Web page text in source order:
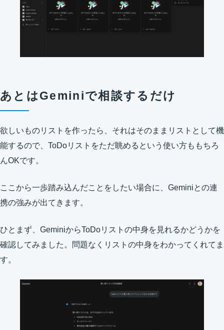
あとはGeminiで相談するだけ
欲しいものリストを作ったら、それはそのままリストとして機
能するので、ToDoリストをただ眺めるという使い方ももちろ
んOKです。
ここから一歩踏み込んだことをしたい場合に、Geminiとの連
携の強みが出てきます。
ひとまず、GeminiからToDoリストの中身を見れるかどうかを
確認してみました。問題なくリストの中身をわかってくれてま
す。